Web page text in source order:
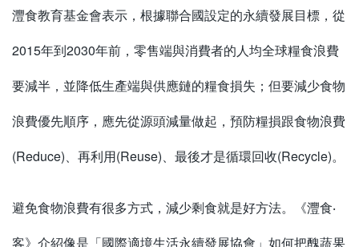
灃食教育基金會表示，根據聯合國設定的永續發展目標，從
2015年到2030年前，零售端與消費者的人均全球糧食浪費
要減半，並降低生產端與供應鏈的糧食損失；但要減少食物
浪費優先順序，應先從源頭減量做起，預防糧損跟食物浪費
(Reduce)、再利用(Reuse)、最後才是循環回收(Recycle)。
避免食物浪費有很多方式，減少剩食就是好方法。《灃食‧
客》介紹像是「國際適境生活永續發展協會」如何把醜蔬果